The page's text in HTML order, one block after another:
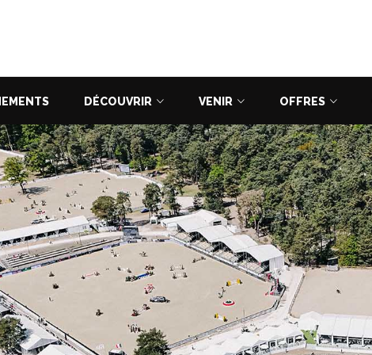
DÉCOUVRIR VENIR OFFRES